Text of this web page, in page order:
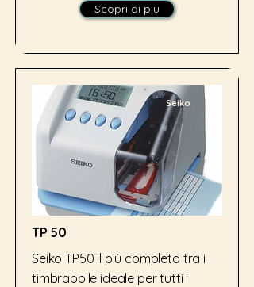
Scopri di più
Seiko
TP 50
Seiko TP50 il più completo tra i
timbrabolle ideale per tutti i